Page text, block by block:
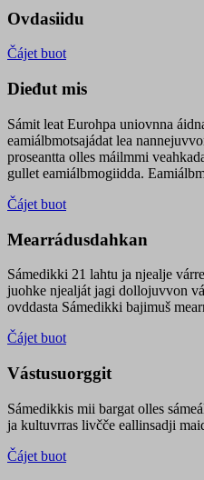
Ovdasiidu
Čájet buot
Dieđut mis
Sámit leat Eurohpa uniovnna
eamiálbmotsajádat lea
proseantta olles máilmmi
gullet eamiálbmogiidda.
Čájet buot
Mearrádusdahkan
Sámedikki 21 lahtu ja njealje
juohke njealját jagi dollojuvvon
ovddasta Sámedikki bajimuš
Čájet buot
Vástusuorggit
Sámedikkis mii bargat olles
ja kultuvrras livčče eallinsadji
Čájet buot